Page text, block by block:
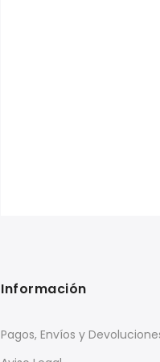
Información
Pagos, Envíos y